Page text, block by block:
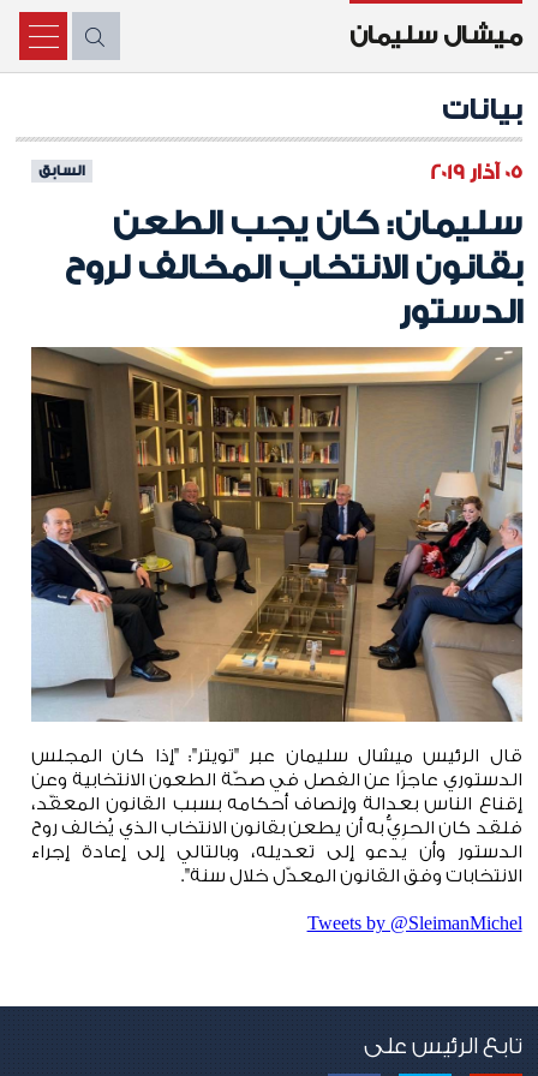
ميشال سليمان X
بيانات
05 آذار 2019 السابق
سليمان: كان يجب الطعن
بقانون الانتخاب المخالف لروح
الدستور
قال الرئيس ميشال سليمان عبر "تويتر": "إذا كان المجلس
الدستوري عاجزًا عن الفصل في صحّة الطعون الانتخابية وعن
إقناع الناس بعدالة وإنصاف أحكامه بسبب القانون المعقّد،
فلقد كان الحرِيُّ به أن يطعن بقانون الانتخاب الذي يُخالف روح
الدستور وأن يدعو إلى تعديله، وبالتالي إلى إعادة إجراء
الانتخابات وفق القانون المعدّل خلال سنة".
Tweets by @SleimanMichel
تابع الرئيس على